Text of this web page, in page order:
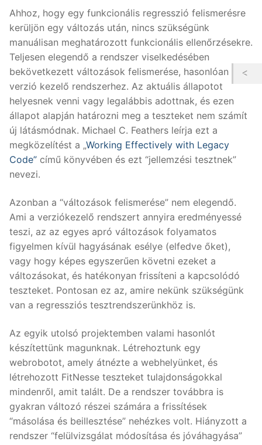
Ahhoz, hogy egy funkcionális regresszió felismerésre
kerüljön egy változás után, nincs szükségünk
manuálisan meghatározott funkcionális ellenőrzésekre.
Teljesen elegendő a rendszer viselkedésében
bekövetkezett változások felismerése, hasonlóan a
verzió kezelő rendszerhez. Az aktuális állapotot
helyesnek venni vagy legalábbis adottnak, és ezen
állapot alapján határozni meg a teszteket nem számít
új látásmódnak. Michael C. Feathers leírja ezt a
megközelítést a „Working Effectively with Legacy
Code” című könyvében és ezt “jellemzési tesztnek”
nevezi.
Azonban a “változások felismerése” nem elegendő.
Ami a verziókezelő rendszert annyira eredményessé
teszi, az az egyes apró változások folyamatos
figyelmen kívül hagyásának esélye (elfedve őket),
vagy hogy képes egyszerűen követni ezeket a
változásokat, és hatékonyan frissíteni a kapcsolódó
teszteket. Pontosan ez az, amire nekünk szükségünk
van a regressziós tesztrendszerünkhöz is.
Az egyik utolsó projektemben valami hasonlót
készítettünk magunknak. Létrehoztunk egy
webrobotot, amely átnézte a webhelyünket, és
létrehozott FitNesse teszteket tulajdonságokkal
mindenről, amit talált. De a rendszer továbbra is
gyakran változó részei számára a frissítések
“másolása és beillesztése” nehézkes volt. Hiányzott a
rendszer “felülvizsgálat módosítása és jóváhagyása”